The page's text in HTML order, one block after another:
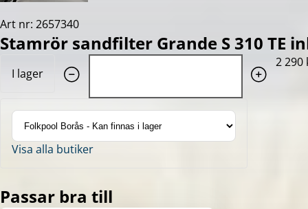
Art nr: 2657340
Stamrör sandfilter Grande S 310 TE
I lager
2 290
Visa alla butiker
Passar bra till